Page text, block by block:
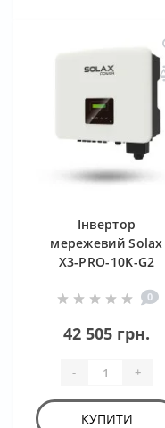
Інвертор
мережевий Solax
X3-PRO-10K-G2
0
42 505 грн.
- +
КУПИТИ